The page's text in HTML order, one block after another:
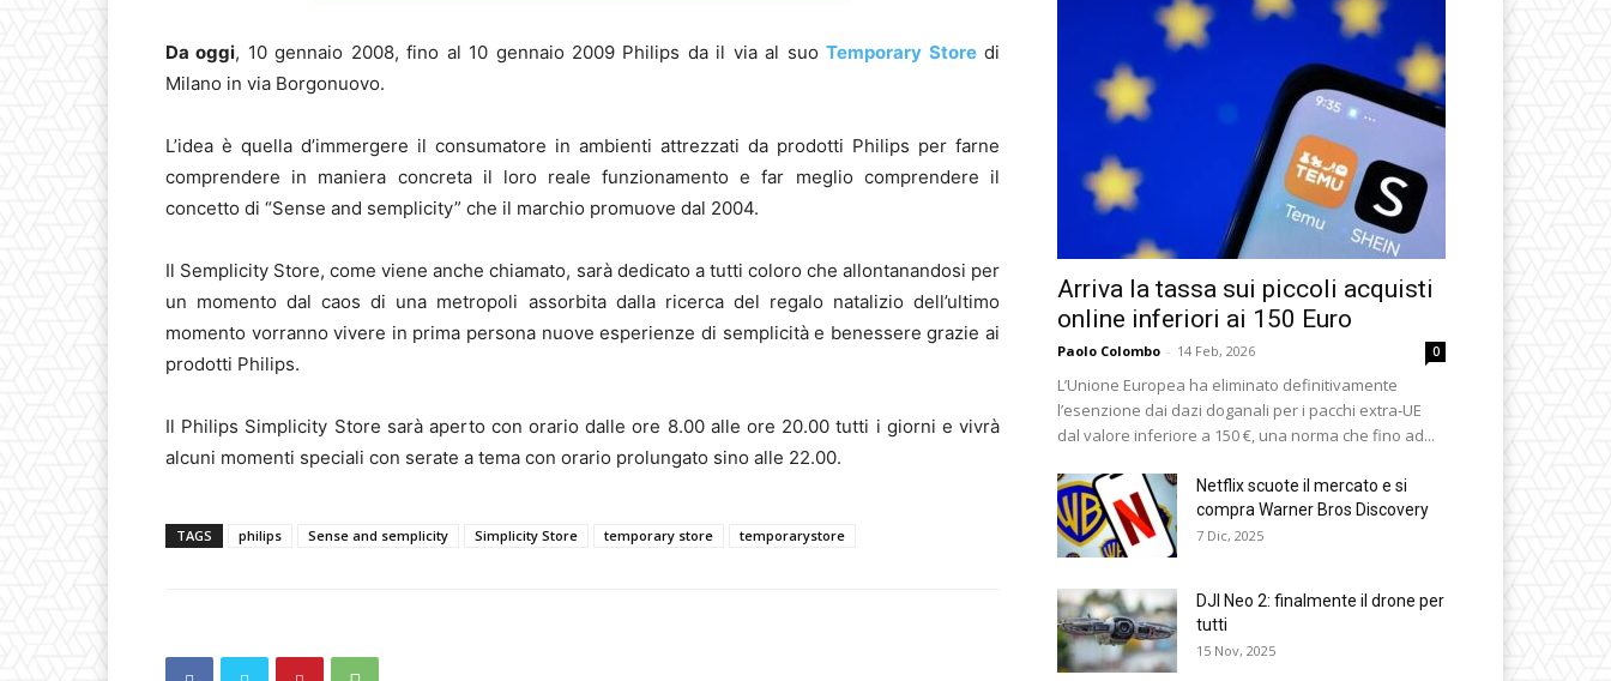
Da oggi, 10 gennaio 2008, fino al 10 gennaio 2009 Philips da il via al suoTemporary Storedi
Milano in via Borgonuovo.
L’idea è quella d’immergere il consumatore in ambienti attrezzati da prodotti Philips per farne
comprendere in maniera concreta il loro reale funzionamento e far meglio comprendere il
concetto di “Sense and semplicity” che il marchio promuove dal 2004.
Il Semplicity Store, come viene anche chiamato, sarà dedicato a tutti coloro che allontanandosi per
un momento dal caos di una metropoli assorbita dalla ricerca del regalo natalizio dell’ultimo
momento vorranno vivere in prima persona nuove esperienze di semplicità e benessere grazie ai
prodotti Philips.
Il Philips Simplicity Store sarà aperto con orario dalle ore 8.00 alle ore 20.00 tutti i giorni e vivrà
alcuni momenti speciali con serate a tema con orario prolungato sino alle 22.00.
TAGS philips Sense and semplicity Simplicity Store temporary store temporarystore
Arriva la tassa sui piccoli acquisti
online inferiori ai 150 Euro
Paolo Colombo - 14 Feb, 2026 0
L’Unione Europea ha eliminato definitivamente
l’esenzione dai dazi doganali per i pacchi extra-UE
dal valore inferiore a 150 €, una norma che fino ad...
Netflix scuote il mercato e si
compra Warner Bros Discovery
7 Dic, 2025
DJI Neo 2: finalmente il drone per
tutti
15 Nov, 2025